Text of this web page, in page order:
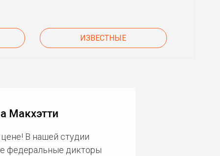
ИЗВЕСТНЫЕ
Макхэтти
В нашей студии
федеральные дикторы